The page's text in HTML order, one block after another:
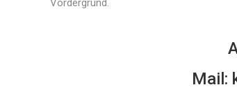
Vordergrund.
Mail: